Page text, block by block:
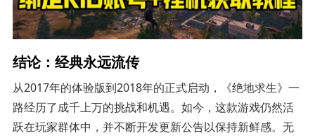
结论：经典永远流传
从2017年的体验版到2018年的正式启动，《绝地求生》一
路经历了成千上万的挑战和机遇。如今，这款游戏仍然活
跃在玩家群体中，并不断开发更新公告以保持新鲜感。无